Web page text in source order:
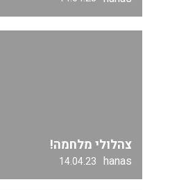
צהלולי מלחמה!
hanas
14.04.23